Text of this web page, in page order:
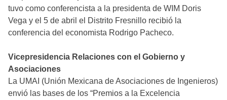
tuvo como conferencista a la presidenta de WIM Doris
Vega y el 5 de abril el Distrito Fresnillo recibió la
conferencia del economista Rodrigo Pacheco.
Vicepresidencia Relaciones con el Gobierno y
Asociaciones
La UMAI (Unión Mexicana de Asociaciones de Ingenieros)
envió las bases de los “Premios a la Excelencia